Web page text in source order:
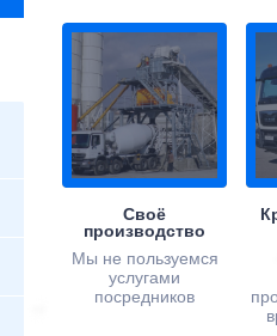
Своё
производство
Мы не пользуемся
услугами
посредников